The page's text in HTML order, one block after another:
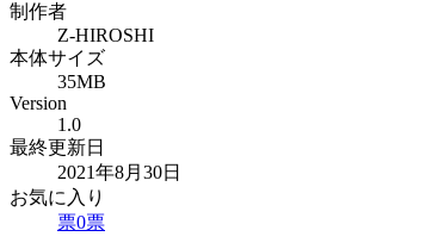
制作者
Z-HIROSHI
本体サイズ
35MB
Version
1.0
最終更新日
2021年8月30日
お気に入り
票0票